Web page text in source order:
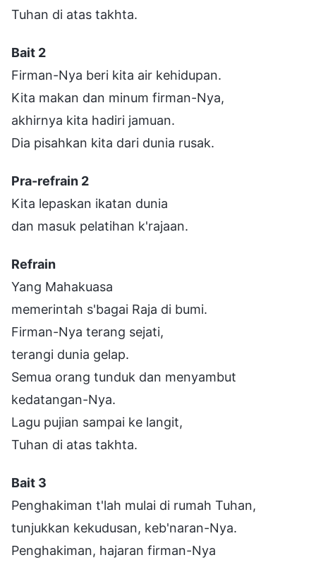
Tuhan di atas takhta.
Bait 2
Firman-Nya beri kita air kehidupan.
Kita makan dan minum firman-Nya,
akhirnya kita hadiri jamuan.
Dia pisahkan kita dari dunia rusak.
Pra-refrain 2
Kita lepaskan ikatan dunia
dan masuk pelatihan k'rajaan.
Refrain
Yang Mahakuasa
memerintah s'bagai Raja di bumi.
Firman-Nya terang sejati,
terangi dunia gelap.
Semua orang tunduk dan menyambut
kedatangan-Nya.
Lagu pujian sampai ke langit,
Tuhan di atas takhta.
Bait 3
Penghakiman t'lah mulai di rumah Tuhan,
tunjukkan kekudusan, keb'naran-Nya.
Penghakiman, hajaran firman-Nya